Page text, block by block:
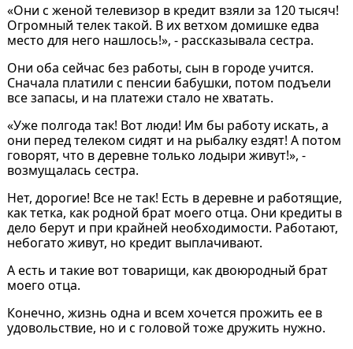
«Они с женой телевизор в кредит взяли за 120 тысяч!
Огромный телек такой. В их ветхом домишке едва
место для него нашлось!», - рассказывала сестра.
Они оба сейчас без работы, сын в городе учится.
Сначала платили с пенсии бабушки, потом подъели
все запасы, и на платежи стало не хватать.
«Уже полгода так! Вот люди! Им бы работу искать, а
они перед телеком сидят и на рыбалку ездят! А потом
говорят, что в деревне только лодыри живут!», -
возмущалась сестра.
Нет, дорогие! Все не так! Есть в деревне и работящие,
как тетка, как родной брат моего отца. Они кредиты в
дело берут и при крайней необходимости. Работают,
небогато живут, но кредит выплачивают.
А есть и такие вот товарищи, как двоюродный брат
моего отца.
Конечно, жизнь одна и всем хочется прожить ее в
удовольствие, но и с головой тоже дружить нужно.